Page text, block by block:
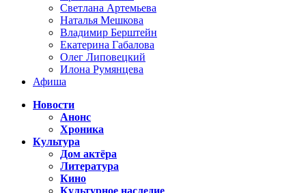
Светлана Артемьева
Наталья Мешкова
Владимир Берштейн
Екатерина Габалова
Олег Липовецкий
Илона Румянцева
Афиша
Новости
Анонс
Хроника
Культура
Дом актёра
Литература
Кино